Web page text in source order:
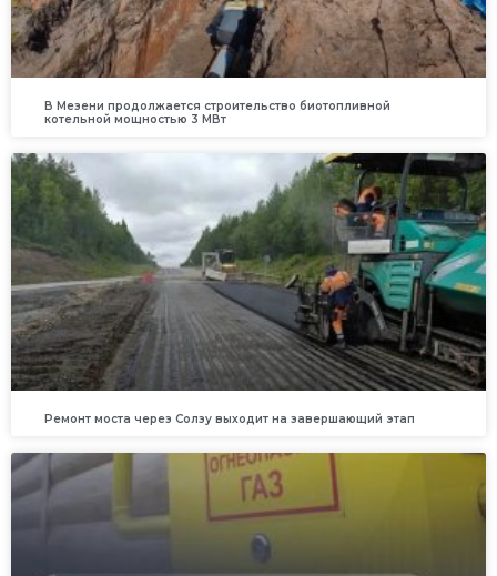
В Мезени продолжается строительство биотопливной
котельной мощностью 3 МВт
Ремонт моста через Солзу выходит на завершающий этап